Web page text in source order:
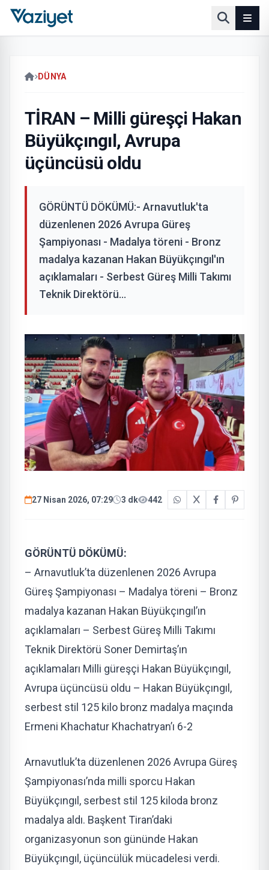
DÜNYA
TİRAN – Milli güreşçi Hakan
Büyükçıngıl, Avrupa
üçüncüsü oldu
GÖRÜNTÜ DÖKÜMÜ:- Arnavutluk'ta
düzenlenen 2026 Avrupa Güreş
Şampiyonası - Madalya töreni - Bronz
madalya kazanan Hakan Büyükçıngıl'ın
açıklamaları - Serbest Güreş Milli Takımı
Teknik Direktörü...
27 Nisan 2026, 07:29 3 dk 442
GÖRÜNTÜ DÖKÜMÜ:
– Arnavutluk’ta düzenlenen 2026 Avrupa
Güreş Şampiyonası – Madalya töreni – Bronz
madalya kazanan Hakan Büyükçıngıl’ın
açıklamaları – Serbest Güreş Milli Takımı
Teknik Direktörü Soner Demirtaş’ın
açıklamaları Milli güreşçi Hakan Büyükçıngıl,
Avrupa üçüncüsü oldu – Hakan Büyükçıngıl,
serbest stil 125 kilo bronz madalya maçında
Ermeni Khachatur Khachatryan’ı 6-2
Arnavutluk’ta düzenlenen 2026 Avrupa Güreş
Şampiyonası’nda milli sporcu Hakan
Büyükçıngıl, serbest stil 125 kiloda bronz
madalya aldı. Başkent Tiran’daki
organizasyonun son gününde Hakan
Büyükçıngıl, üçüncülük mücadelesi verdi.